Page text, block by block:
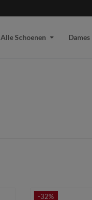
Alle Schoenen Dames
-32%